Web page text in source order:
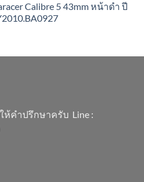
Calibre 5 43mm หน้าดำ ปี
ห้คำปรึกษาครับ ​Line :